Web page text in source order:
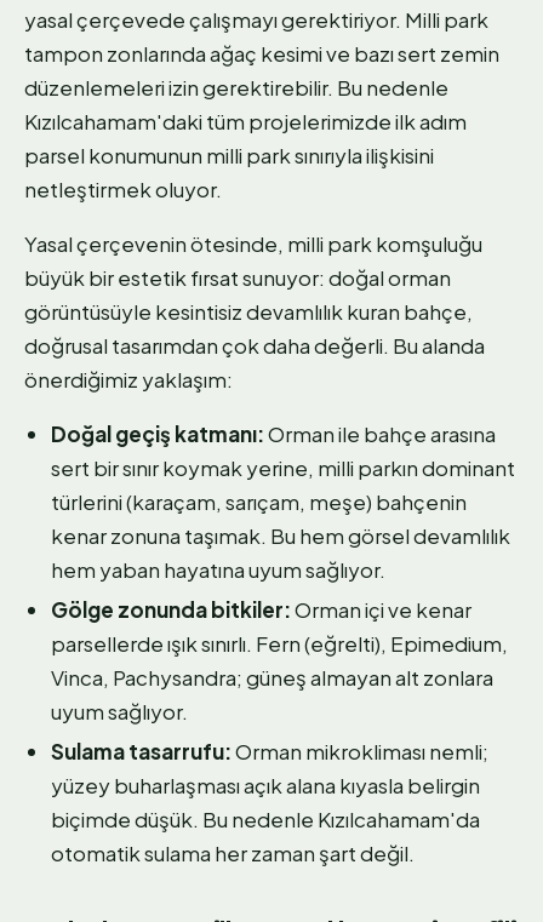
yasal çerçevede çalışmayı gerektiriyor. Milli park
tampon zonlarında ağaç kesimi ve bazı sert zemin
düzenlemeleri izin gerektirebilir. Bu nedenle
Kızılcahamam'daki tüm projelerimizde ilk adım
parsel konumunun milli park sınırıyla ilişkisini
netleştirmek oluyor.
Yasal çerçevenin ötesinde, milli park komşuluğu
büyük bir estetik fırsat sunuyor: doğal orman
görüntüsüyle kesintisiz devamlılık kuran bahçe,
doğrusal tasarımdan çok daha değerli. Bu alanda
önerdiğimiz yaklaşım:
Doğal geçiş katmanı:Orman ile bahçe arasına
sert bir sınır koymak yerine, milli parkın dominant
türlerini (karaçam, sarıçam, meşe) bahçenin
kenar zonuna taşımak. Bu hem görsel devamlılık
hem yaban hayatına uyum sağlıyor.
Gölge zonunda bitkiler:Orman içi ve kenar
parsellerde ışık sınırlı. Fern (eğrelti), Epimedium,
Vinca, Pachysandra; güneş almayan alt zonlara
uyum sağlıyor.
Sulama tasarrufu:Orman mikrokliması nemli;
yüzey buharlaşması açık alana kıyasla belirgin
biçimde düşük. Bu nedenle Kızılcahamam'da
otomatik sulama her zaman şart değil.